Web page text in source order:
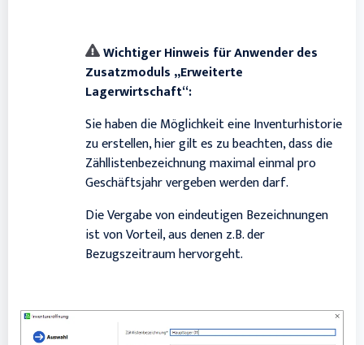
Wichtiger Hinweis für Anwender des
Zusatzmoduls „Erweiterte
Lagerwirtschaft“:
Sie haben die Möglichkeit eine Inventurhistorie
zu erstellen, hier gilt es zu beachten, dass die
Zähllistenbezeichnung maximal einmal pro
Geschäftsjahr vergeben werden darf.
Die Vergabe von eindeutigen Bezeichnungen
ist von Vorteil, aus denen z.B. der
Bezugszeitraum hervorgeht.